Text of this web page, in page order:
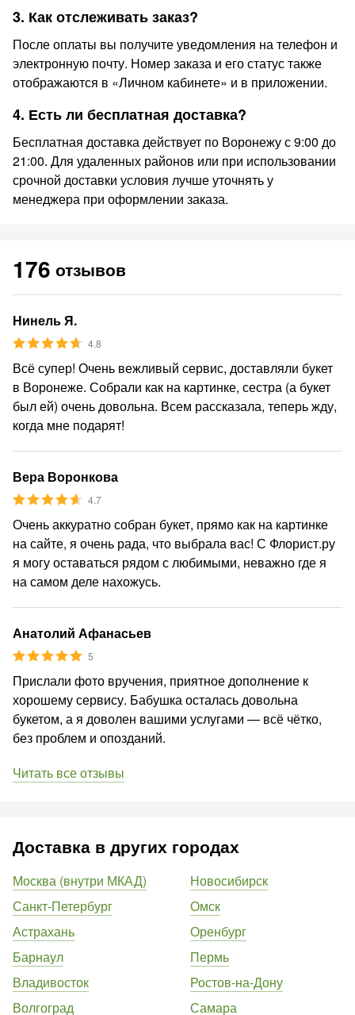
3. Как отслеживать заказ?
После оплаты вы получите уведомления на телефон и
электронную почту. Номер заказа и его статус также
отображаются в «Личном кабинете» и в приложении.
4. Есть ли бесплатная доставка?
Бесплатная доставка действует по Воронежу с 9:00 до
21:00. Для удаленных районов или при использовании
срочной доставки условия лучше уточнять у
менеджера при оформлении заказа.
176 отзывов
Нинель Я.
4.8
Всё супер! Очень вежливый сервис, доставляли букет
в Воронеже. Собрали как на картинке, сестра (а букет
был ей) очень довольна. Всем рассказала, теперь жду,
когда мне подарят!
Вера Воронкова
4.7
Очень аккуратно собран букет, прямо как на картинке
на сайте, я очень рада, что выбрала вас! С Флорист.ру
я могу оставаться рядом с любимыми, неважно где я
на самом деле нахожусь.
Анатолий Афанасьев
5
Прислали фото вручения, приятное дополнение к
хорошему сервису. Бабушка осталась довольна
букетом, а я доволен вашими услугами — всё чётко,
без проблем и опозданий.
Читать все отзывы
Доставка в других городах
Москва (внутри МКАД)
Санкт-Петербург
Астрахань
Барнаул
Владивосток
Волгоград
Новосибирск
Омск
Оренбург
Пермь
Ростов-на-Дону
Самара